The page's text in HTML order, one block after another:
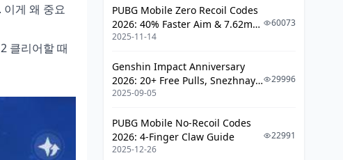
이게 왜 중요
클리어할 때
후루이나 중심 파티 빌드
아티팩트와 무기 선택
레벨링 우선순위
실전 로테이션 예시
초보자용 간단 로테이션
PUBG Mobile Zero Recoil Codes
2026: 40% Faster Aim & 7.62mm
Weapon Adjustments
2025-11-14
60073
Genshin Impact Anniversary
2026: 20+ Free Pulls, Snezhnaya
Roadmap & Complete Guide
2025-09-05
29996
PUBG Mobile No-Recoil Codes
2026: 4-Finger Claw Guide
2025-12-26
22991